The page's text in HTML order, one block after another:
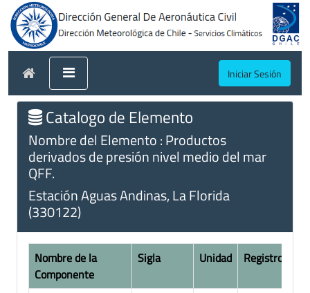
Iniciar Sesión
Catalogo de Elemento
Nombre del Elemento : Productos
derivados de presión nivel medio del mar
QFF.
Estación Aguas Andinas, La Florida
(330122)
Nombre de la
Componente
Sigla Unidad Registros